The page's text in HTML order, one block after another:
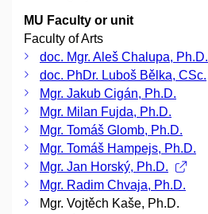
MU Faculty or unit
Faculty of Arts
doc. Mgr. Aleš Chalupa, Ph.D.
doc. PhDr. Luboš Bělka, CSc.
Mgr. Jakub Cigán, Ph.D.
Mgr. Milan Fujda, Ph.D.
Mgr. Tomáš Glomb, Ph.D.
Mgr. Tomáš Hampejs, Ph.D.
Mgr. Jan Horský, Ph.D.
Mgr. Radim Chvaja, Ph.D.
Mgr. Vojtěch Kaše, Ph.D.